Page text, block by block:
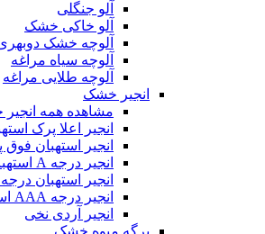
آلو جنگلی
آلو خاکی خشک
آلوچه خشک
آلوچه سیاه مراغه
آلوچه طلایی مراغه
انجیر خشک
مشاهده همه
انجیر اعلا پرک
انجیر استهبان
انجیر درجه A استهبان
انجیر استهبان درجه AA
انجیر درجه AAA استهبان
انجیر آردی نخی
برگه میوه خشک